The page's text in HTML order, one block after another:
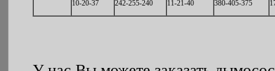
10-20-37 242-255-240 11-21-40 380-405-375